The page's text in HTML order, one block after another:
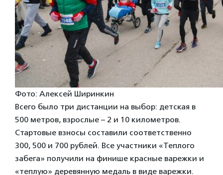
Фото: Алексей Ширинкин
Всего было три дистанции на выбор: детская в
500 метров, взрослые – 2 и 10 километров.
Стартовые взносы составили соответственно
300, 500 и 700 рублей. Все участники «Теплого
забега» получили на финише красные варежки и
«теплую» деревянную медаль в виде варежки.